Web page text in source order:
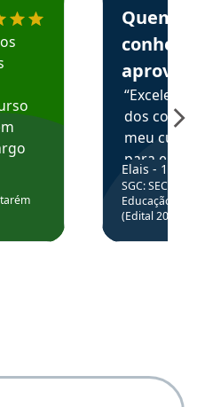
Quem
aprova
dos
meu
para
colocar
através
de
Elais - 15/
SGC: SEC BA
Educação
(Edital